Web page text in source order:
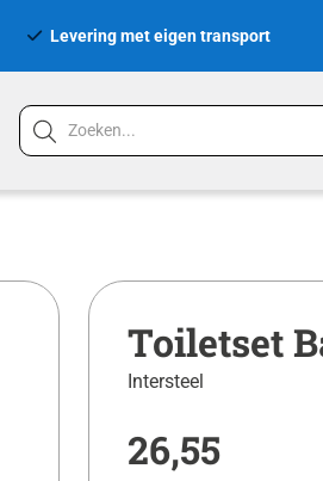
Levering met eigen transport
Toiletset
Intersteel
26,55